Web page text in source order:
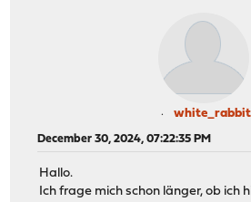
white_rabbit
December 30, 2024, 07:22:35 PM
Hallo.
Ich frage mich schon länger, ob ich